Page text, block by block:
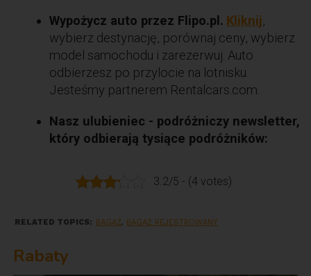
Wypożycz auto przez Flipo.pl. Kliknij,
wybierz destynację, porównaj ceny, wybierz
model samochodu i zarezerwuj. Auto
odbierzesz po przylocie na lotnisku.
Jesteśmy partnerem Rentalcars.com.
Nasz ulubieniec - podróżniczy newsletter,
który odbierają tysiące podróżników:
3.2/5 - (4 votes)
RELATED TOPICS: BAGAŻ, BAGAŻ REJESTROWANY
Rabaty